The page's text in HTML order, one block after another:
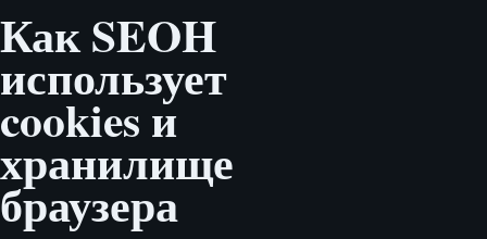
Как SEOH
использует
cookies и
хранилище
браузера